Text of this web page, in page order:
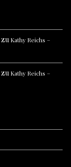
zu Kathy Reichs –
zu Kathy Reichs –